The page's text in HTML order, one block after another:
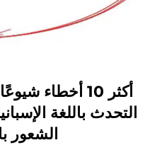
أكثر 10 أخطاء
التحدث باللغة
الشعور